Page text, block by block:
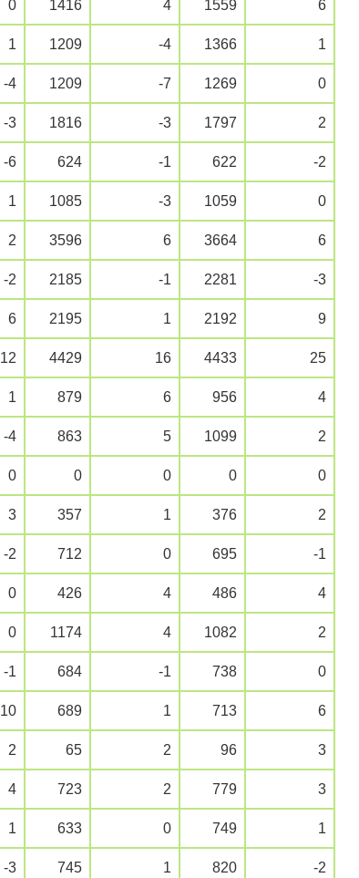
0 1416 4 1559 6
1 1209 -4 1366 1
-4 1209 -7 1269 0
-3 1816 -3 1797 2
-6 624 -1 622 -2
1 1085 -3 1059 0
2 3596 6 3664 6
-2 2185 -1 2281 -3
6 2195 1 2192 9
12 4429 16 4433 25
1 879 6 956 4
-4 863 5 1099 2
0 0 0 0 0
3 357 1 376 2
-2 712 0 695 -1
0 426 4 486 4
0 1174 4 1082 2
-1 684 -1 738 0
10 689 1 713 6
2 65 2 96 3
4 723 2 779 3
1 633 0 749 1
-3 745 1 820 -2